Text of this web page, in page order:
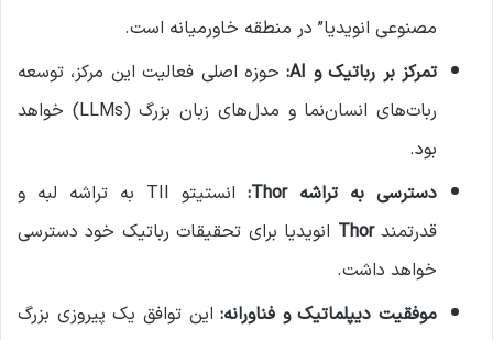
مصنوعی انویدیا” در منطقه خاورمیانه است.
تمرکز بر رباتیک و AI:
حوزه اصلی فعالیت این مرکز، توسعه
ربات‌های انسان‌نما و مدل‌های زبان بزرگ (LLMs) خواهد
بود.
دسترسی به تراشه Thor:
انستیتو TII به تراشه لبه و
قدرتمندThor انویدیا برای تحقیقات رباتیک خود دسترسی
خواهد داشت.
موفقیت دیپلماتیک و فناورانه:این توافق یک پیروزی بزرگ